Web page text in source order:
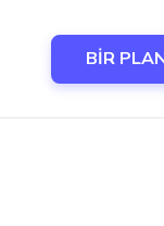
BİR